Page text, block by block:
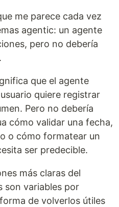
me parece cada vez
agentic: un agente
pero no debería
que el agente
quiere registrar
Pero no debería
cómo validar una fecha,
o cómo formatear un
ser predecible.
más claras del
son variables por
de volverlos útiles